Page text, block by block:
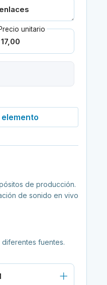
Precio unitario
de producción.
de sonido en vivo
fuentes.